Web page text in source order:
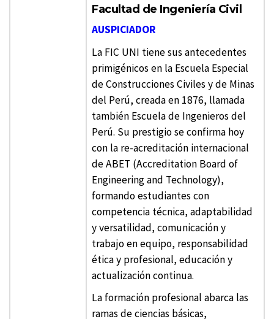
Facultad de Ingeniería Civil
AUSPICIADOR
La FIC UNI tiene sus antecedentes
primigénicos en la Escuela Especial
de Construcciones Civiles y de Minas
del Perú, creada en 1876, llamada
también Escuela de Ingenieros del
Perú. Su prestigio se confirma hoy
con la re-acreditación internacional
de ABET (Accreditation Board of
Engineering and Technology),
formando estudiantes con
competencia técnica, adaptabilidad
y versatilidad, comunicación y
trabajo en equipo, responsabilidad
ética y profesional, educación y
actualización continua.
La formación profesional abarca las
ramas de ciencias básicas,